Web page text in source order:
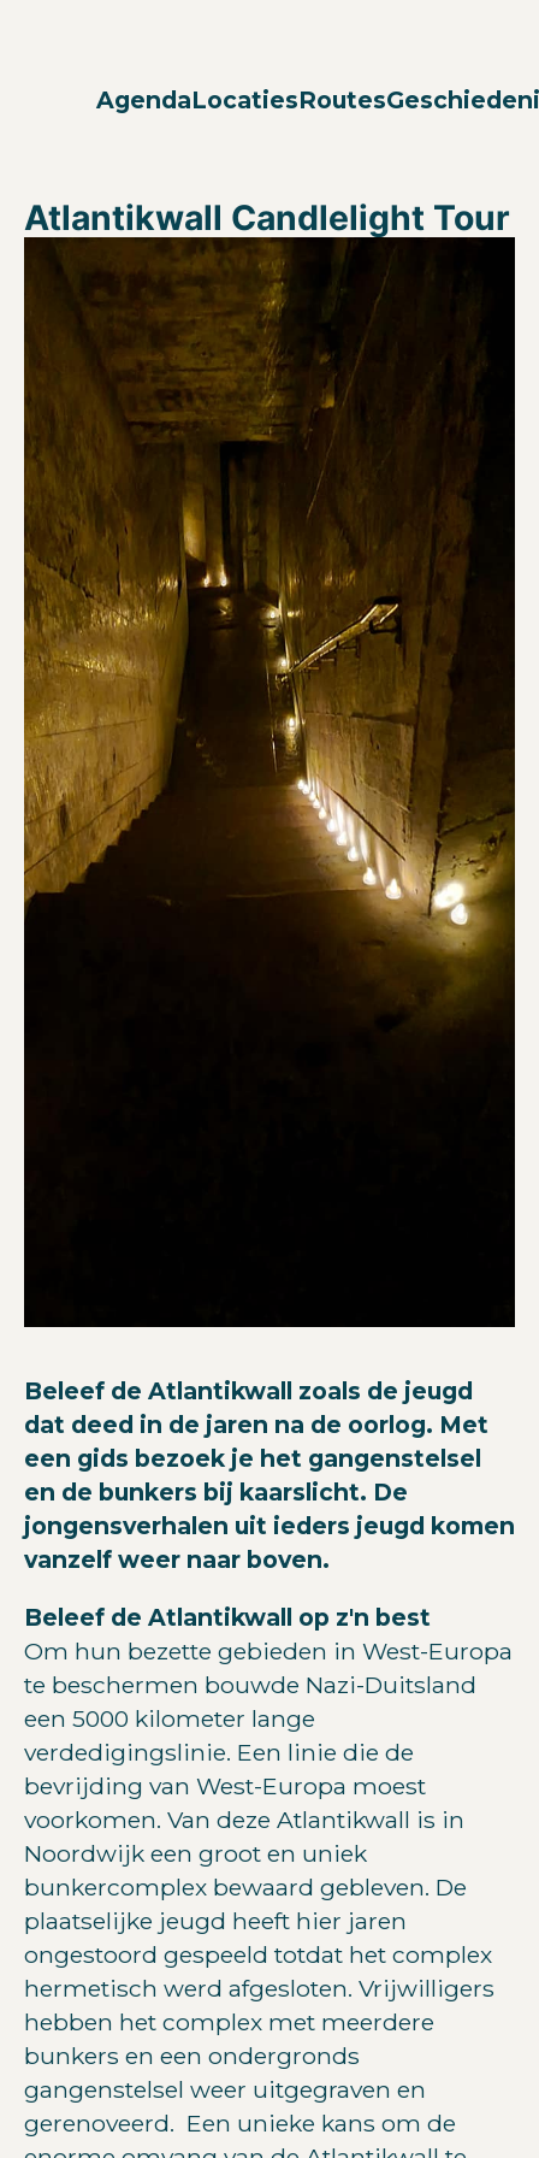
AgendaLocatiesRoutes
Atlantikwall Candlelight Tour
Beleef de Atlantikwall zoals de jeugd
dat deed in de jaren na de oorlog. Met
een gids bezoek je het gangenstelsel
en de bunkers bij kaarslicht. De
jongensverhalen uit ieders jeugd komen
vanzelf weer naar boven.
Beleef de Atlantikwall op z'n best
Om hun bezette gebieden in West-Europa
te beschermen bouwde Nazi-Duitsland
een 5000 kilometer lange
verdedigingslinie. Een linie die de
bevrijding van West-Europa moest
voorkomen. Van deze Atlantikwall is in
Noordwijk een groot en uniek
bunkercomplex bewaard gebleven. De
plaatselijke jeugd heeft hier jaren
ongestoord gespeeld totdat het complex
hermetisch werd afgesloten. Vrijwilligers
hebben het complex met meerdere
bunkers en een ondergronds
gangenstelsel weer uitgegraven en
gerenoveerd. Een unieke kans om de